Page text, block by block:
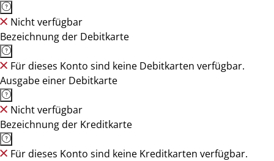
Nicht verfügbar
Bezeichnung der Debitkarte
Für dieses Konto sind keine Debitkarten verfügbar.
Ausgabe einer Debitkarte
Nicht verfügbar
Bezeichnung der Kreditkarte
Für dieses Konto sind keine Kreditkarten verfügbar.